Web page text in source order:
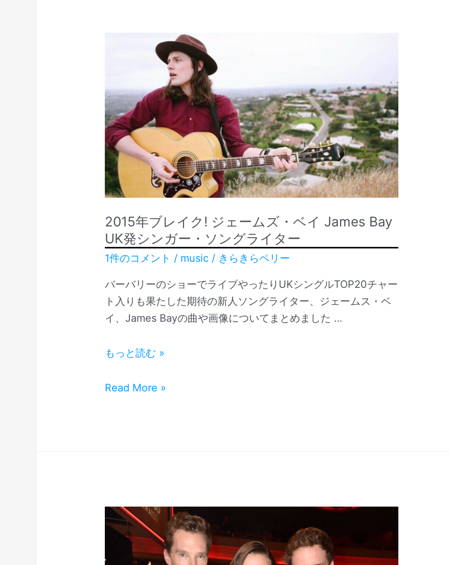
2015年ブレイク! ジェームズ・ベイ James Bay
UK発シンガー・ソングライター
1件のコメント / music / きらきらペリー
バーバリーのショーでライブやったりUKシングルTOP20チャー
ト入りも果たした期待の新人ソングライター、ジェームス・ベ
イ、James Bayの曲や画像についてまとめました …
2015
ブ
ム
ズ・
もっと読む »
2015
ェ
ー
ズ・
Read More »